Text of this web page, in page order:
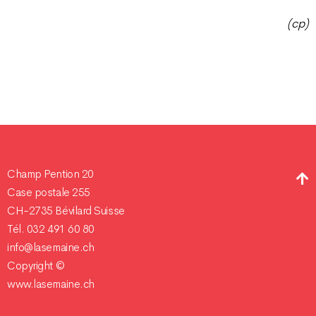
(cp)
Champ Pention 20
Case postale 255
CH-2735 Bévilard Suisse
Tél. 032 491 60 80
info@lasemaine.ch
Copyright ©
www.lasemaine.ch